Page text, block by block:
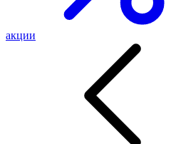
акции